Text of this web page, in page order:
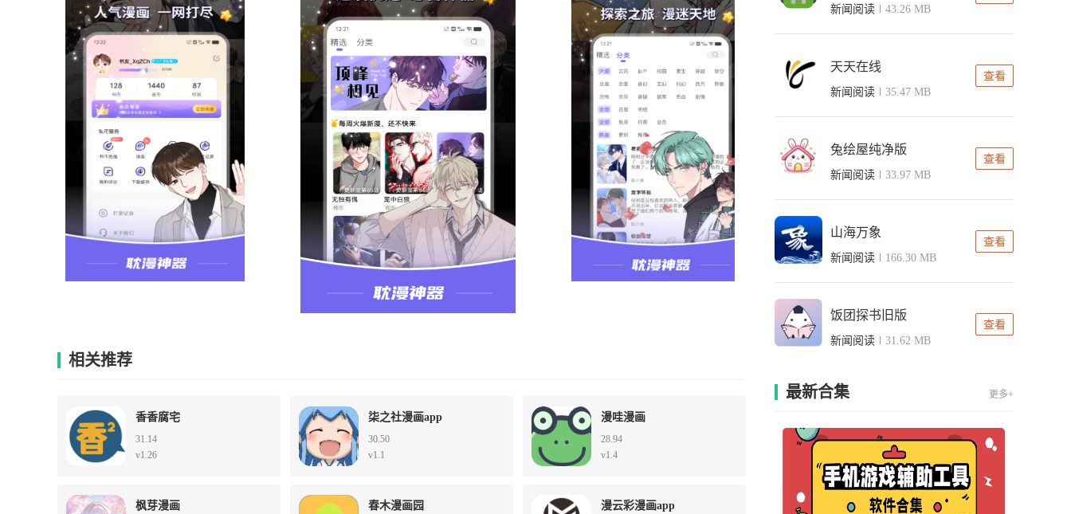
相关推荐
香香腐宅
31.14
v1.26
柒之社漫画app
30.50
v1.1
漫哇漫画
28.94
v1.4
枫芽漫画 春木漫画园 漫云彩漫画app
新闻阅读 43.26 MB
天天在线
新闻阅读 35.47 MB
查看
兔绘屋纯净版
新闻阅读 33.97 MB
查看
山海万象
新闻阅读 166.30 MB
查看
饭团探书旧版
新闻阅读 31.62 MB
查看
最新合集 更多+